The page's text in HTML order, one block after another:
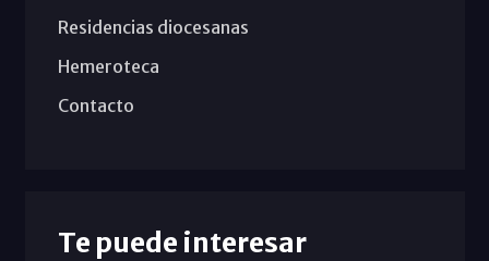
Residencias diocesanas
Hemeroteca
Contacto
Te puede interesar